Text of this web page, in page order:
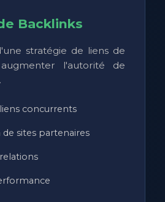
Backlinks
stratégie de liens de
l'autorité de
concurrents
sites partenaires